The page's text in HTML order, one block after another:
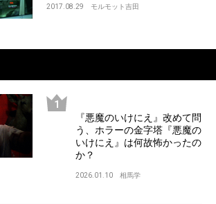
2017.08.29 モルモット吉田
『悪魔のいけにえ』改めて問
う、ホラーの金字塔『悪魔の
いけにえ』は何故怖かったの
か？
2026.01.10 相馬学